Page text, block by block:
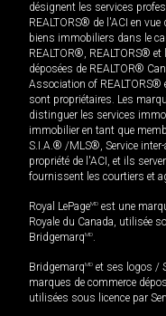
désignent les services
REALTORS® de l'ACI en
biens immobiliers dans le
REALTOR®, REALTORS®
déposées de REALTOR®
Association of REALTORS®
sont propriétaires. Les
distinguer les services
immobilier en tant que
S.I.A.® /MLS®, Service
propriété de l'ACI, et ils
fournissent les courtiers et
Royal LePageMD est une
Royale du Canada, utilisée
BridgemarqMD.
BridgemarqMD et ses logos /
marques de commerce
utilisées sous licence par